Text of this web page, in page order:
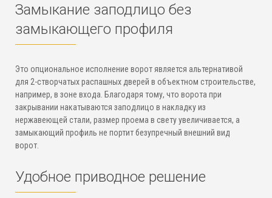
Замыкание заподлицо без
замыкающего профиля
Это опциональное исполнение ворот является альтернативой
для 2-створчатых распашных дверей в объектном строительстве,
например, в зоне входа. Благодаря тому, что ворота при
закрывании накатываются заподлицо в накладку из
нержавеющей стали, размер проема в свету увеличивается, а
замыкающий профиль не портит безупречный внешний вид
ворот.
Удобное приводное решение